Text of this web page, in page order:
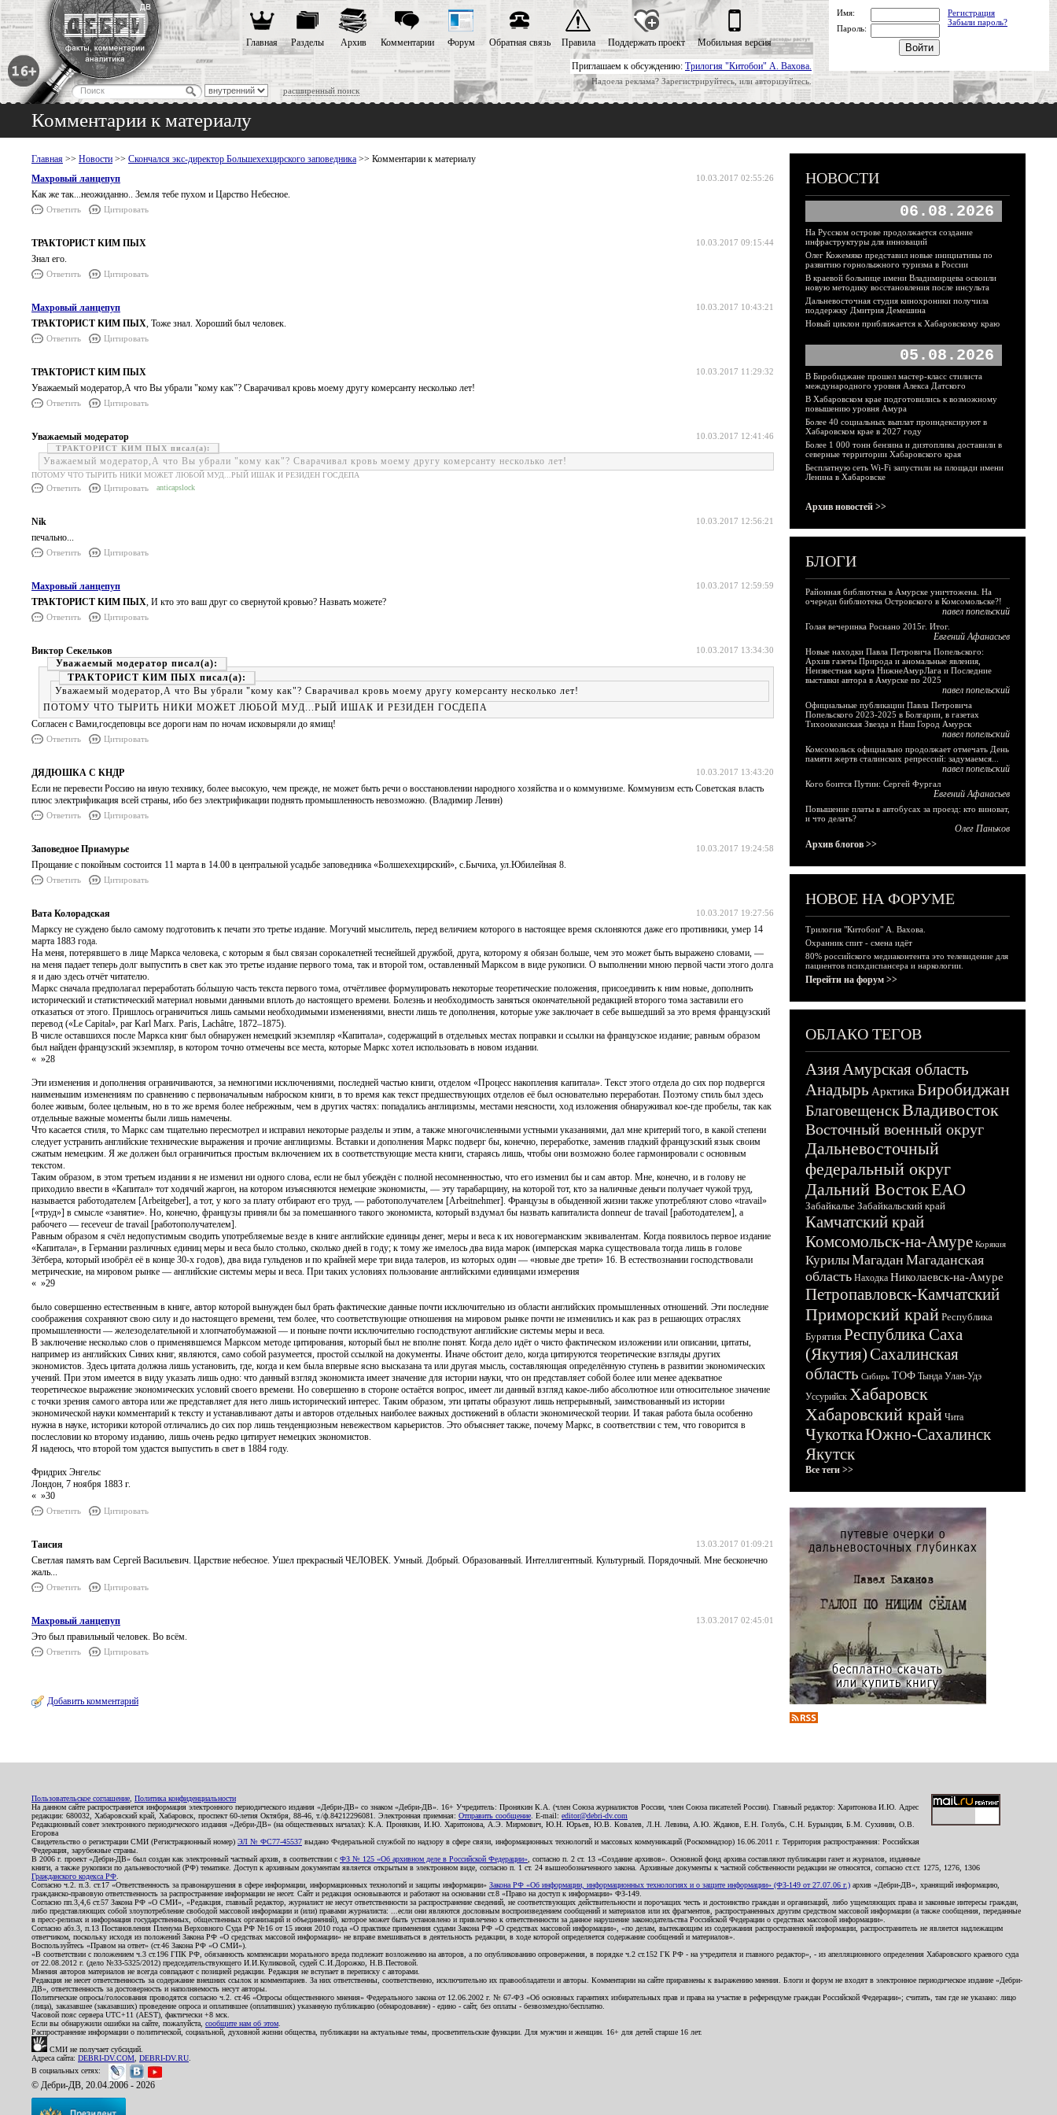
Приглашаем к обсуждению: Трилогия "Китобои" А. Вахова.
Надоела реклама? Зарегистрируйтесь, или авторизуйтесь.
расширенный поиск
Главная Разделы Архив Комментарии Форум Обратная связь Правила Поддержать проект Мобильная версия
Имя:
Регистрация
Забыли пароль?
Пароль:
Комментарии к материалу
Главная >> Новости >> Скончался экс-директор Большехехцирского заповедника >> Комментарии к материалу
10.03.2017 02:55:26
Махровый ланцепуп
Как же так...неожиданно.. Земля тебе пухом и Царство Небесное.
Ответить Цитировать
10.03.2017 09:15:44
ТРАКТОРИСТ КИМ ПЫХ
Знал его.
Ответить Цитировать
10.03.2017 10:43:21
Махровый ланцепуп
ТРАКТОРИСТ КИМ ПЫХ, Тоже знал. Хороший был человек.
Ответить Цитировать
10.03.2017 11:29:32
ТРАКТОРИСТ КИМ ПЫХ
Уважаемый модератор,А что Вы убрали "кому как"? Сварачивал кровь моему другу комерсанту несколько лет!
Ответить Цитировать
10.03.2017 12:41:46
Уважаемый модератор
ТРАКТОРИСТ КИМ ПЫХ
Уважаемый модератор,А что Вы убрали "кому как"? Сварачивал кровь моему другу комерсанту несколько лет!
ПОТОМУ ЧТО ТЫРИТЬ НИКИ МОЖЕТ ЛЮБОЙ МУД...РЫЙ ИШАК И РЕЗИДЕН ГОСДЕПА
Ответить Цитировать anticapslock
10.03.2017 12:56:21
Nik
печально...
Ответить Цитировать
10.03.2017 12:59:59
Махровый ланцепуп
ТРАКТОРИСТ КИМ ПЫХ, И кто это ваш друг со свернутой кровью? Назвать можете?
Ответить Цитировать
10.03.2017 13:34:30
Виктор Секельков
Уважаемый модератор
ТРАКТОРИСТ КИМ ПЫХ
Уважаемый модератор,А что Вы убрали "кому как"? Сварачивал кровь моему другу комерсанту несколько лет!
ПОТОМУ ЧТО ТЫРИТЬ НИКИ МОЖЕТ ЛЮБОЙ МУД...РЫЙ ИШАК И РЕЗИДЕН ГОСДЕПА
Согласен с Вами,госдеповцы все дороги нам по ночам исковыряли до ямищ!
Ответить Цитировать
10.03.2017 13:43:20
ДЯДЮШКА С КНДР
Если не перевести Россию на иную технику, более высокую, чем прежде, не может быть речи о восстановлении народного хозяйства и о коммунизме. Коммунизм есть Советская власть
плюс электрификация всей страны, ибо без электрификации поднять промышленность невозможно. (Владимир Ленин)
Ответить Цитировать
10.03.2017 19:24:58
Заповедное Приамурье
Прощание с покойным состоится 11 марта в 14.00 в центральной усадьбе заповедника «Болшехехцирский», с.Бычиха, ул.Юбилейная 8.
Ответить Цитировать
10.03.2017 19:27:56
Вата Колорадская
Марксу не суждено было самому подготовить к печати это третье издание. Могучий мыслитель, перед величием которого в настоящее время склоняются даже его противники, умер 14
марта 1883 года.
На меня, потерявшего в лице Маркса человека, с которым я был связан сорокалетней теснейшей дружбой, друга, которому я обязан больше, чем это может быть выражено словами, —
на меня падает теперь долг выпустить в свет как это третье издание первого тома, так и второй том, оставленный Марксом в виде рукописи. О выполнении мною первой части этого долга
я и даю здесь отчёт читателю.
Маркс сначала предполагал переработать бо́льшую часть текста первого тома, отчётливее формулировать некоторые теоретические положения, присоединить к ним новые, дополнить
исторический и статистический материал новыми данными вплоть до настоящего времени. Болезнь и необходимость заняться окончательной редакцией второго тома заставили его
отказаться от этого. Пришлось ограничиться лишь самыми необходимыми изменениями, внести лишь те дополнения, которые уже заключает в себе вышедший за это время французский
перевод («Le Capital», par Karl Marx. Paris, Lachâtre, 1872–1875).
В числе оставшихся после Маркса книг был обнаружен немецкий экземпляр «Капитала», содержащий в отдельных местах поправки и ссылки на французское издание; равным образом
был найден французский экземпляр, в котором точно отмечены все места, которые Маркс хотел использовать в новом издании.
« »28
Эти изменения и дополнения ограничиваются, за немногими исключениями, последней частью книги, отделом «Процесс накопления капитала». Текст этого отдела до сих пор подвергся
наименьшим изменениям по сравнению с первоначальным наброском книги, в то время как текст предшествующих отделов её был основательно переработан. Поэтому стиль был здесь
более живым, более цельным, но в то же время более небрежным, чем в других частях: попадались англицизмы, местами неясности, ход изложения обнаруживал кое-где пробелы, так как
отдельные важные моменты были лишь намечены.
Что касается стиля, то Маркс сам тщательно пересмотрел и исправил некоторые разделы и этим, а также многочисленными устными указаниями, дал мне критерий того, в какой степени
следует устранить английские технические выражения и прочие англицизмы. Вставки и дополнения Маркс подверг бы, конечно, переработке, заменив гладкий французский язык своим
сжатым немецким. Я же должен был ограничиться простым включением их в соответствующие места книги, стараясь лишь, чтобы они возможно более гармонировали с основным
текстом.
Таким образом, в этом третьем издании я не изменил ни одного слова, если не был убеждён с полной несомненностью, что его изменил бы и сам автор. Мне, конечно, и в голову не
приходило ввести в «Капитал» тот ходячий жаргон, на котором изъясняются немецкие экономисты, — эту тарабарщину, на которой тот, кто за наличные деньги получает чужой труд,
называется работодателем [Arbeitgeber], а тот, у кого за плату отбирают его труд, — работополучателем [Arbeitnehmer]. Французы в обыденной жизни также употребляют слово «travail»
[«труд»] в смысле «занятие». Но, конечно, французы приняли бы за помешанного такого экономиста, который вздумал бы назвать капиталиста donneur de travail [работодателем], а
рабочего — receveur de travail [работополучателем].
Равным образом я счёл недопустимым сводить употребляемые везде в книге английские единицы денег, меры и веса к их новогерманским эквивалентам. Когда появилось первое издание
«Капитала», в Германии различных единиц меры и веса было столько, сколько дней в году; к тому же имелось два вида марок (имперская марка существовала тогда лишь в голове
Зётбера, который изобрёл её в конце 30-х годов), два вида гульденов и по крайней мере три вида талеров, из которых один — «новые две трети» 16. В естествознании господствовали
метрические, на мировом рынке — английские системы меры и веса. При таких условиях пользование английскими единицами измерения
« »29
было совершенно естественным в книге, автор которой вынужден был брать фактические данные почти исключительно из области английских промышленных отношений. Эти последние
соображения сохраняют свою силу и до настоящего времени, тем более, что соответствующие отношения на мировом рынке почти не изменились и как раз в решающих отраслях
промышленности — железоделательной и хлопчатобумажной — и поныне почти исключительно господствуют английские системы меры и веса.
В заключение несколько слов о применявшемся Марксом методе цитирования, который был не вполне понят. Когда дело идёт о чисто фактическом изложении или описании, цитаты,
например из английских Синих книг, являются, само собой разумеется, простой ссылкой на документы. Иначе обстоит дело, когда цитируются теоретические взгляды других
экономистов. Здесь цитата должна лишь установить, где, когда и кем была впервые ясно высказана та или другая мысль, составляющая определённую ступень в развитии экономических
учений. При этом имеется в виду указать лишь одно: что данный взгляд экономиста имеет значение для истории науки, что он представляет собой более или менее адекватное
теоретическое выражение экономических условий своего времени. Но совершенно в стороне остаётся вопрос, имеет ли данный взгляд какое-либо абсолютное или относительное значение
с точки зрения самого автора или же представляет для него лишь исторический интерес. Таким образом, эти цитаты образуют лишь непрерывный, заимствованный из истории
экономической науки комментарий к тексту и устанавливают даты и авторов отдельных наиболее важных достижений в области экономической теории. И такая работа была особенно
нужна в науке, историки которой отличались до сих пор лишь тенденциозным невежеством карьеристов. Это объясняет также, почему Маркс, в соответствии с тем, что говорится в
послесловии ко второму изданию, лишь очень редко цитирует немецких экономистов.
Я надеюсь, что второй том удастся выпустить в свет в 1884 году.
Фридрих Энгельс
Лондон, 7 ноября 1883 г.
« »30
Ответить Цитировать
13.03.2017 01:09:21
Таисия
Светлая память вам Сергей Васильевич. Царствие небесное. Ушел прекрасный ЧЕЛОВЕК. Умный. Добрый. Образованный. Интеллигентный. Культурный. Порядочный. Мне бесконечно
жаль...
Ответить Цитировать
13.03.2017 02:45:01
Махровый ланцепуп
Это был правильный человек. Во всём.
Ответить Цитировать
Добавить комментарий
НОВОСТИ
06.08.2026
На Русском острове продолжается создание
инфраструктуры для инноваций
Олег Кожемяко представил новые инициативы по
развитию горнолыжного туризма в России
В краевой больнице имени Владимирцева освоили
новую методику восстановления после инсульта
Дальневосточная студия кинохроники получила
поддержку Дмитрия Демешина
Новый циклон приближается к Хабаровскому краю
05.08.2026
В Биробиджане прошел мастер-класс стилиста
международного уровня Алекса Датского
В Хабаровском крае подготовились к возможному
повышению уровня Амура
Более 40 социальных выплат проиндексируют в
Хабаровском крае в 2027 году
Более 1 000 тонн бензина и дизтоплива доставили в
северные территории Хабаровского края
Бесплатную сеть Wi-Fi запустили на площади имени
Ленина в Хабаровске
Архив новостей >>
БЛОГИ
Районная библиотека в Амурске уничтожена. На
очереди библиотека Островского в Комсомольске?!
павел попельский
Голая вечеринка Роснано 2015г. Итог.
Евгений Афанасьев
Новые находки Павла Петровича Попельского:
Архив газеты Природа и аномальные явления,
Неизвестная карта НижнеАмурЛага и Последние
выставки автора в Амурске по 2025
павел попельский
Официальные публикации Павла Петровича
Попельского 2023-2025 в Болгарии, в газетах
Тихоокеанская Звезда и Наш Город Амурск
павел попельский
Комсомольск официально продолжает отмечать День
памяти жертв сталинских репрессий: задумаемся...
павел попельский
Кого боится Путин: Сергей Фургал
Евгений Афанасьев
Повышение платы в автобусах за проезд: кто виноват,
и что делать?
Олег Паньков
Архив блогов >>
НОВОЕ НА ФОРУМЕ
Трилогия "Китобои" А. Вахова.
Охранник спит - смена идёт
80% российского медиаконтента это телевидение для
пациентов психдиспансера и наркологии.
Перейти на форум >>
ОБЛАКО ТЕГОВ
АзияАмурская область
Анадырь Арктика Биробиджан
БлаговещенскВладивосток
Восточный военный округ
Дальневосточный
федеральный округ
Дальний ВостокЕАО
Забайкалье Забайкальский край
Камчатский край
Комсомольск-на-Амуре Корякия
КурилыМагадан Магаданская
область Находка Николаевск-на-Амуре
Петропавловск-Камчатский
Приморский край Республика
Бурятия Республика Саха
(Якутия)Сахалинская
область Сибирь ТОФ Тында Улан-Удэ
Уссурийск Хабаровск
Хабаровский край Чита
ЧукоткаЮжно-Сахалинск
Якутск
Все теги >>
Пользовательское соглашение Политика конфиденциальности
На данном сайте распространяется информация электронного периодического издания «Дебри-ДВ» со знаком «Дебри-ДВ». 16+ Учредитель: Пронякин К.А. (член Союза журналистов России, член Союза писателей России). Главный редактор: Харитонова И.Ю. Адрес
редакции: 680032, Хабаровский край, Хабаровск, проспект 60-летия Октября, 88-46, т./ф.84212296081. Электронная приемная: Отправить сообщение . E-mail: editor@debri-dv.com
Редакционный совет электронного периодического издания «Дебри-ДВ» (на общественных началах): К.А. Пронякин, И.Ю. Харитонова, А.Э. Мирмович, Ю.Н. Юрьев, Ю.В. Ковалев, Л.Н. Левина, А.Ю. Жданов, Е.Н. Голубь, С.Н. Бурындин, Б.М. Сухинин, О.В.
Егорова
Свидетельство о регистрации СМИ (Регистрационный номер) ЭЛ № ФС77-45537 выдано Федеральной службой по надзору в сфере связи, информационных технологий и массовых коммуникаций (Роскомнадзор) 16.06.2011 г. Территория распространения: Российская
Федерация, зарубежные страны.
В 2006 г. проект «Дебри-ДВ» был создан как электронный частный архив, в соответствии с ФЗ № 125 «Об архивном деле в Российской Федерации» , согласно п. 2 ст. 13 «Создание архивов». Основной фонд архива составляют публикации газет и журналов, изданные
книги, а также рукописи по дальневосточной (РФ) тематике. Доступ к архивным документам является открытым в электронном виде, согласно п. 1 ст. 24 вышеобозначенного закона. Архивные документы к частной собственности редакции не относятся, согласно ст.ст. 1275, 1276, 1306
Гражданского кодекса РФ
Согласно ч.2. п.3. ст.17 «Ответственность за правонарушения в сфере информации, информационных технологий и защиты информации» Закона РФ «Об информации, информационных технологиях и о защите информации» (ФЗ-149 от 27.07.06 г.) архив «Дебри-ДВ», хранящий информацию,
гражданско-правовую ответственность за распространение информации не несет. Сайт и редакция основываются и работают на основании ст.8 «Право на доступ к информации» ФЗ-149.
Согласно пп.3,4,6 ст.57 Закона РФ «О СМИ», «Редакция, главный редактор, журналист не несут ответственности за распространение сведений, не соответствующих действительности и порочащих честь и достоинство граждан и организаций, либо ущемляющих права и законные интересы граждан,
либо представляющих собой злоупотребление свободой массовой информации и (или) правами журналиста: ...если они являются дословным воспроизведением сообщений и материалов или их фрагментов, распространенных другим средством массовой информации (а также сообщения, переданные
в пресс-релизах и информация государственных, общественных организаций и объединений), которое может быть установлено и привлечено к ответственности за данное нарушение законодательства Российской Федерации о средствах массовой информации».
Согласно абз.3, п.13 Постановления Пленума Верховного Суда РФ №16 от 15 июня 2010 года «О практике применения судами Закона РФ «О средствах массовой информации», «по делам, вытекающим из содержания распространенной информации, распространитель не является надлежащим
ответчиком, поскольку исходя из положений Закона РФ «О средствах массовой информации» не вправе вмешиваться в деятельность редакции, в ходе которой определяется содержание сообщений и материалов».
Воспользуйтесь «Правом на ответ» (ст.46 Закона РФ «О СМИ»).
«В соответствии с положением ч.3 ст.196 ГПК РФ, обязанность компенсации морального вреда подлежит возложению на авторов, а по опубликованию опровержения, в порядке ч.2 ст.152 ГК РФ - на учредителя и главного редактор», - из апелляционного определения Хабаровского краевого суда
от 22.08.2012 г. (дело №33-5325/2012) председательствующего И.И.Куликовой, судей С.И.Дорожко, Н.В.Пестовой.
Мнения авторов материалов не всегда совпадают с позицией редакции. Редакция не вступает в переписку с авторами.
Редакция не несет ответственность за содержание внешних ссылок и комментариев. За них ответственны, соответственно, исключительно их правообладатели и авторы. Комментарии на сайте приравнены к выражению мнения. Блоги и форум не входят в электронное периодическое издание «Дебри-
ДВ», ответственность за достоверность и наполняемость несут авторы.
Политические опросы/голосования проводятся согласно ч.2. ст.46 «Опросы общественного мнения» Федерального закона от 12.06.2002 г. № 67-ФЗ «Об основных гарантиях избирательных прав и права на участие в референдуме граждан Российской Федерации»; считать, там где не указано: лицо
(лица), заказавшее (заказавших) проведение опроса и оплатившее (оплативших) указанную публикацию (обнародование) - едино - сайт, без оплаты - безвозмездно/бесплатно.
Часовой пояс сервера UTC+11 (AEST), фактически +8 мск.
Если вы обнаружили ошибки на сайте, пожалуйста, сообщите нам об этом
Распространение информации о политической, социальной, духовной жизни общества, публикации на актуальные темы, просветительские функции. Для мужчин и женщин. 16+ для детей старше 16 лет.
СМИ не получает субсидий.
Адреса сайта: DEBRI-DV.COM DEBRI-DV.RU
В социальных сетях:
© Дебри-ДВ, 20.04.2006 - 2026